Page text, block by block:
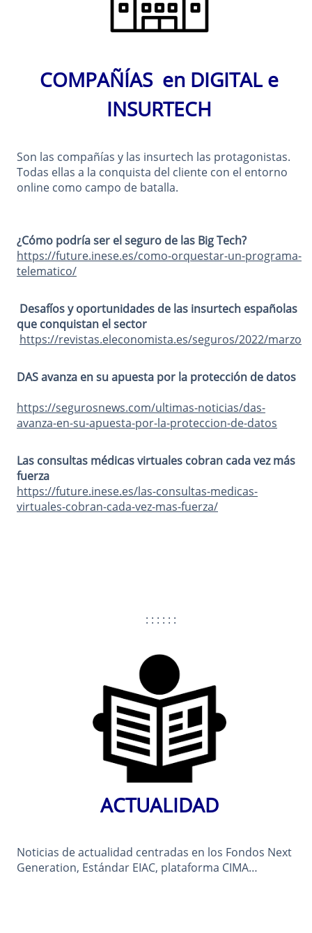
COMPAÑÍAS en DIGITAL e
INSURTECH
Son las compañías y las insurtech las protagonistas.
Todas ellas a la conquista del cliente con el entorno
online como campo de batalla.
¿Cómo podría ser el seguro de las Big Tech?
https://future.inese.es/como-orquestar-un-programa-
telematico/
Desafíos y oportunidades de las insurtech españolas
que conquistan el sector
https://revistas.eleconomista.es/seguros/2022/marzo
DAS avanza en su apuesta por la protección de datos
https://segurosnews.com/ultimas-noticias/das-
avanza-en-su-apuesta-por-la-proteccion-de-datos
Las consultas médicas virtuales cobran cada vez más
fuerza
https://future.inese.es/las-consultas-medicas-
virtuales-cobran-cada-vez-mas-fuerza/
: : : : : :
ACTUALIDAD
Noticias de actualidad centradas en los Fondos Next
Generation, Estándar EIAC, plataforma CIMA…